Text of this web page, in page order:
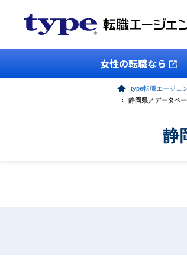
女性の転職なら
type転職エージェ
静岡県／データベ
静